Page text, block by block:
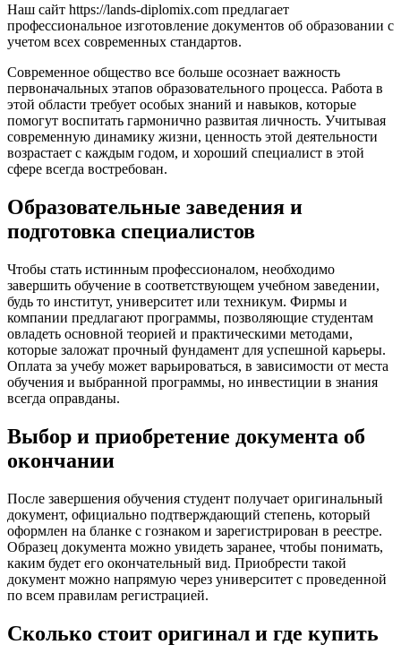
Наш сайт https://lands-diplomix.com предлагает
профессиональное изготовление документов об образовании с
учетом всех современных стандартов.
Современное общество все больше осознает важность
первоначальных этапов образовательного процесса. Работа в
этой области требует особых знаний и навыков, которые
помогут воспитать гармонично развитая личность. Учитывая
современную динамику жизни, ценность этой деятельности
возрастает с каждым годом, и хороший специалист в этой
сфере всегда востребован.
Образовательные заведения и
подготовка специалистов
Чтобы стать истинным профессионалом, необходимо
завершить обучение в соответствующем учебном заведении,
будь то институт, университет или техникум. Фирмы и
компании предлагают программы, позволяющие студентам
овладеть основной теорией и практическими методами,
которые заложат прочный фундамент для успешной карьеры.
Оплата за учебу может варьироваться, в зависимости от места
обучения и выбранной программы, но инвестиции в знания
всегда оправданы.
Выбор и приобретение документа об
окончании
После завершения обучения студент получает оригинальный
документ, официально подтверждающий степень, который
оформлен на бланке с гознаком и зарегистрирован в реестре.
Образец документа можно увидеть заранее, чтобы понимать,
каким будет его окончательный вид. Приобрести такой
документ можно напрямую через университет с проведенной
по всем правилам регистрацией.
Сколько стоит оригинал и где купить